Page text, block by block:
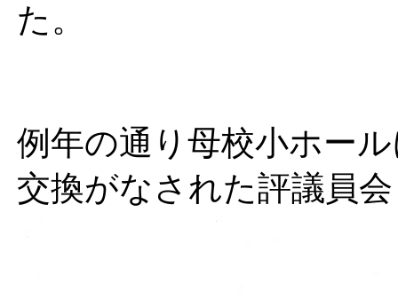
た。
例年の通り母校小ホー
交換がなされた評議員